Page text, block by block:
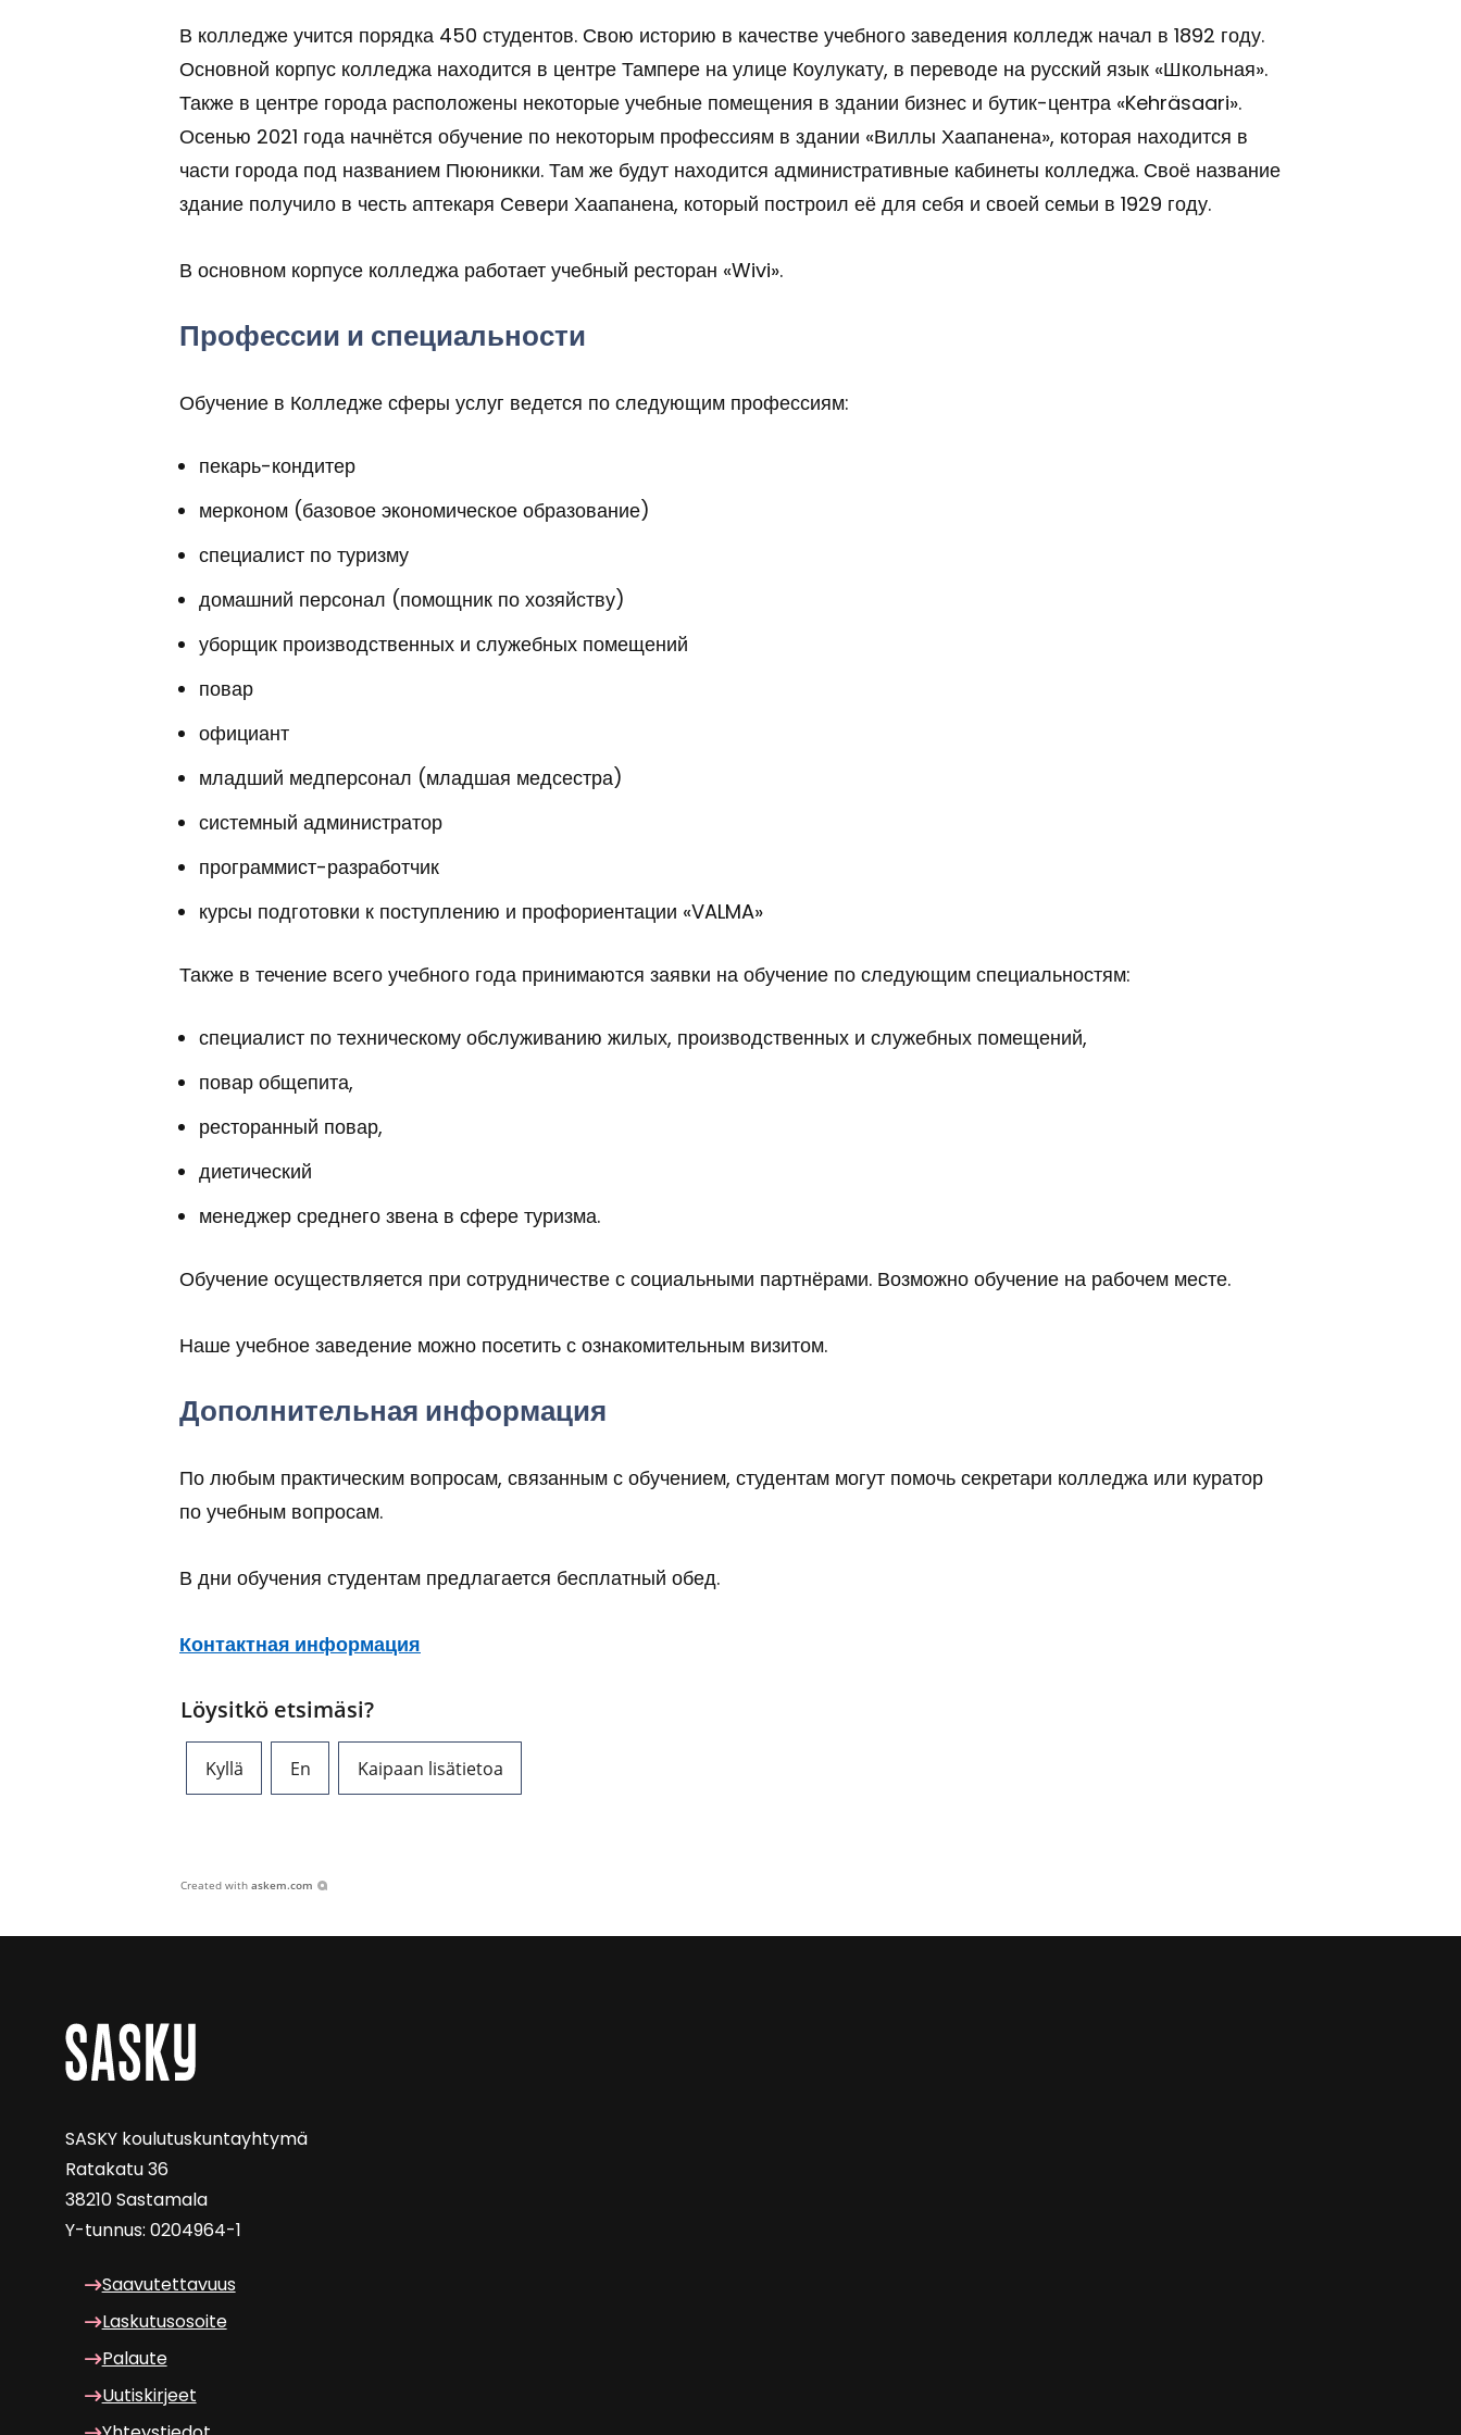
В колледже учится порядка 450 студентов. Свою историю в качестве учебного заведения колледж начал в 1892 году.
Основной корпус колледжа находится в центре Тампере на улице Коулукату, в переводе на русский язык «Школьная».
Также в центре города расположены некоторые учебные помещения в здании бизнес и бутик-​центра «Keh­rä­saa­ri».
Осенью 2021 года начнётся обучение по некоторым профессиям в здании «Виллы Хаапанена», которая находится в
части города под названием Пююникки. Там же будут находится административные кабинеты колледжа. Своё название
здание получило в честь аптекаря Севери Хаапанена, который построил её для себя и своей семьи в 1929 году.
В основном корпусе колледжа работает учебный ресторан «Wivi».
Профессии и специальности
Обучение в Колледже сферы услуг ведется по следующим профессиям:
пекарь-​кондитер
мерконом (базовое экономическое образование)
специалист по туризму
домашний персонал (помощник по хозяйству)
уборщик производственных и служебных помещений
повар
официант
младший медперсонал (младшая медсестра)
системный администратор
программист-​разработчик
курсы подготовки к поступлению и профориентации «VALMA»
Также в течение всего учебного года принимаются заявки на обучение по следующим специальностям:
специалист по техническому обслуживанию жилых, производственных и служебных помещений,
повар общепита,
ресторанный повар,
диетический
менеджер среднего звена в сфере туризма.
Обучение осуществляется при сотрудничестве с социальными партнёрами. Возможно обучение на рабочем месте.
Наше учебное заведение можно посетить с ознакомительным визитом.
Дополнительная информация
По любым практическим вопросам, связанным с обучением, студентам могут помочь секретари колледжа или куратор
по учебным вопросам.
В дни обучения студентам предлагается бесплатный обед.
Контактная информация
Löysitkö etsimäsi?
Kyllä En Kaipaan lisätietoa
Created with askem.com
SASKY kou­lu­tus­kun­tayh­ty­mä
Ra­ta­ka­tu 36
38210 Sas­ta­ma­la
Y-​tunnus: 0204964-1
Saa­vu­tet­ta­vuus
Las­ku­tuso­soi­te
Pa­lau­te
Uu­tis­kir­jeet